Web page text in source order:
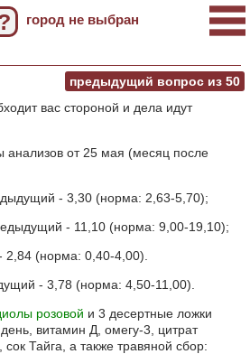
город не выбран
предыдущий вопрос из 50
вас стороной и дела идут
от 25 мая (месяц после
- 3,30 (норма: 2,63-5,70);
- 11,10 (норма: 9,00-19,10);
(норма: 0,40-4,00).
- 3,78 (норма: 4,50-11,00).
розовой и 3 десертные ложки
день, витамин Д, омегу-3, цитрат
, сок Тайга, а также травяной сбор: